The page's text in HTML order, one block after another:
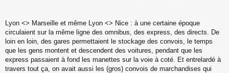
Lyon <> Marseille et même Lyon <> Nice : à une certaine époque
circulaient sur la même ligne des omnibus, des express, des directs. De
loin en loin, des gares permettaient le stockage des convois, le temps
que les gens montent et descendent des voitures, pendant que les
express passaient à fond les manettes sur la voie à coté. Et entrelardé à
travers tout ça, on avait aussi les (gros) convois de marchandises qui